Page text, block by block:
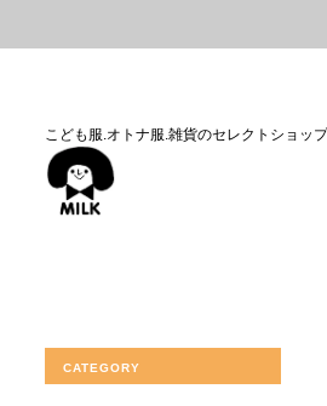
こども服.オトナ服.雑貨のセレクトショップ
CATEGORY